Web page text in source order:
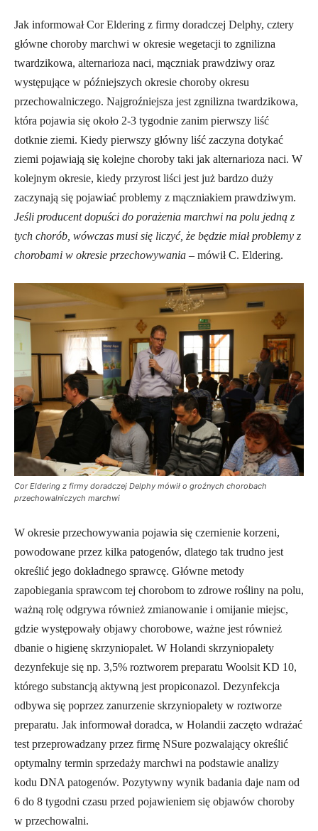
Jak informował Cor Eldering z firmy doradczej Delphy, cztery
główne choroby marchwi w okresie wegetacji to zgnilizna
twardzikowa, alternarioza naci, mączniak prawdziwy oraz
występujące w późniejszych okresie choroby okresu
przechowalniczego. Najgroźniejsza jest zgnilizna twardzikowa,
która pojawia się około 2-3 tygodnie zanim pierwszy liść
dotknie ziemi. Kiedy pierwszy główny liść zaczyna dotykać
ziemi pojawiają się kolejne choroby taki jak alternarioza naci. W
kolejnym okresie, kiedy przyrost liści jest już bardzo duży
zaczynają się pojawiać problemy z mączniakiem prawdziwym.
Jeśli producent dopuści do porażenia marchwi na polu jedną z
tych chorób, wówczas musi się liczyć, że będzie miał problemy z
chorobami w okresie przechowywania – mówił C. Eldering.
Cor Eldering z firmy doradczej Delphy mówił o groźnych chorobach
przechowalniczych marchwi
W okresie przechowywania pojawia się czernienie korzeni,
powodowane przez kilka patogenów, dlatego tak trudno jest
określić jego dokładnego sprawcę. Główne metody
zapobiegania sprawcom tej chorobom to zdrowe rośliny na polu,
ważną rolę odgrywa również zmianowanie i omijanie miejsc,
gdzie występowały objawy chorobowe, ważne jest również
dbanie o higienę skrzyniopalet. W Holandi skrzyniopalety
dezynfekuje się np. 3,5% roztworem preparatu Woolsit KD 10,
którego substancją aktywną jest propiconazol. Dezynfekcja
odbywa się poprzez zanurzenie skrzyniopalety w roztworze
preparatu. Jak informował doradca, w Holandii zaczęto wdrażać
test przeprowadzany przez firmę NSure pozwalający określić
optymalny termin sprzedaży marchwi na podstawie analizy
kodu DNA patogenów. Pozytywny wynik badania daje nam od
6 do 8 tygodni czasu przed pojawieniem się objawów choroby
w przechowalni.